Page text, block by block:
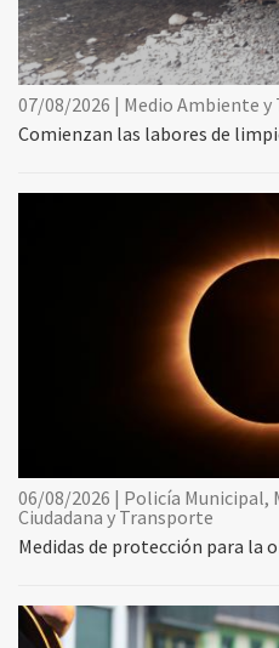
07/08/2026 | Medio Ambiente
Comienzan las labores de
06/08/2026 | Policía Municipal,
Ciudadana y Transporte
Medidas de protección para la